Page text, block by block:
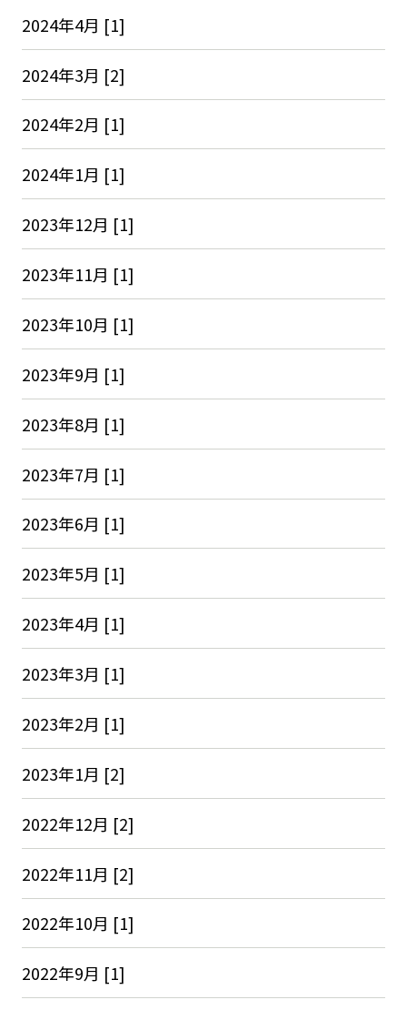
2024年4月 [1]
2024年3月 [2]
2024年2月 [1]
2024年1月 [1]
2023年12月 [1]
2023年11月 [1]
2023年10月 [1]
2023年9月 [1]
2023年8月 [1]
2023年7月 [1]
2023年6月 [1]
2023年5月 [1]
2023年4月 [1]
2023年3月 [1]
2023年2月 [1]
2023年1月 [2]
2022年12月 [2]
2022年11月 [2]
2022年10月 [1]
2022年9月 [1]